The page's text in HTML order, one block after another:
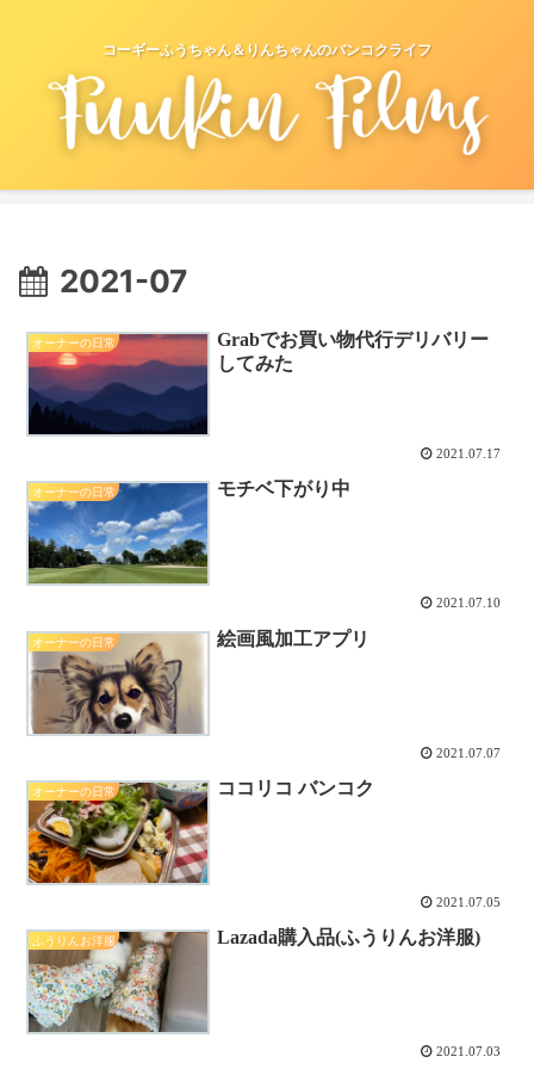
コーギーふうちゃん＆りんちゃんのバンコクライフ
2021-07
オーナーの日常
Grabでお買い物代行デリバリー
してみた
2021.07.17
オーナーの日常 モチベ下がり中
2021.07.10
オーナーの日常 絵画風加工アプリ
2021.07.07
オーナーの日常 ココリコ バンコク
2021.07.05
ふうりんお洋服 Lazada購入品(ふうりんお洋服)
2021.07.03